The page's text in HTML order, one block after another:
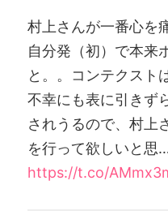
村上さんが一番心を
自分発（初）で本来
と。。コンテクスト
不幸にも表に引きず
されうるので、村上
を行って欲しいと思
https://t.co/